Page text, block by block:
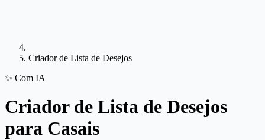
Criador de Lista de Desejos
✨ Com IA
Criador de Lista de Desejos
para Casais